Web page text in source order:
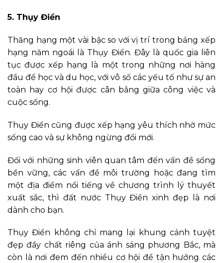
5. Thụy Điển
Thăng hạng một vài bậc so với vị trí trong bảng xếp
hạng năm ngoái là Thụy Điển. Đây là quốc gia liên
tục được xếp hạng là một trong những nơi hàng
đầu để học và du học, với vô số các yếu tố như sự an
toàn hay cơ hội được cân bằng giữa công việc và
cuộc sống.
Thụy Điển cũng được xếp hạng yêu thích nhờ mức
sống cao và sự không ngừng đổi mới.
Đối với những sinh viên quan tâm đến vấn đề sống
bền vững, các vấn đề môi trường hoặc đang tìm
một địa điểm nổi tiếng về chương trình lý thuyết
xuất sắc, thì đất nước Thụy Điển xinh đẹp là nơi
dành cho bạn.
Thụy Điển không chỉ mang lại khung cảnh tuyệt
đẹp đầy chất riêng của ánh sáng phương Bắc, mà
còn là nơi đem đến nhiều cơ hội để tận hưởng các